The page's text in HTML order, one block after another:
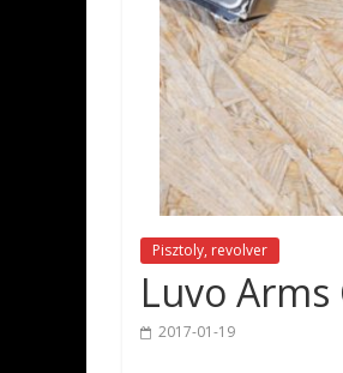
Pisztoly, revolver
Luvo Arms
2017-01-19